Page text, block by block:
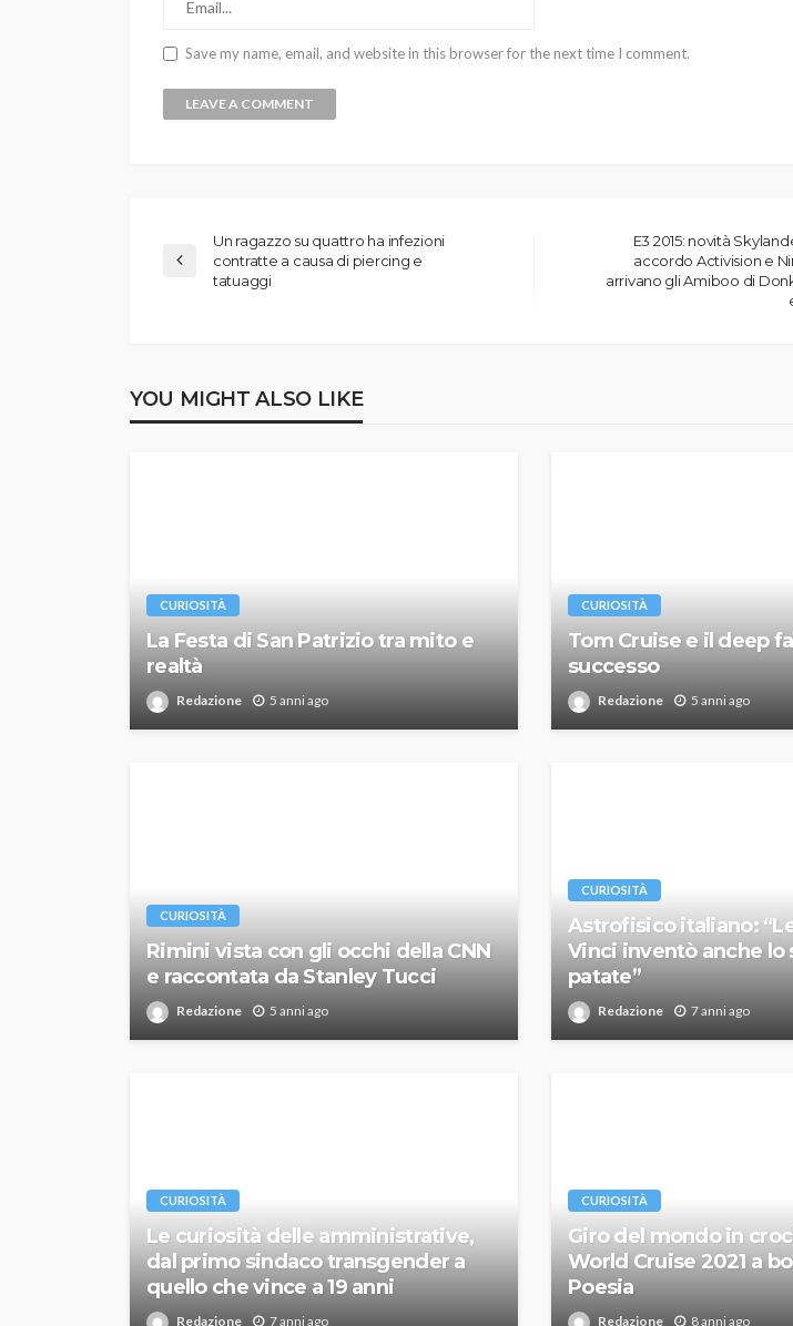
Save my name, email, and website in this browser for the next time I comment.
Un ragazzo su quattro ha infezioni
contratte a causa di piercing e
tatuaggi
E3 2015: novità
accordo Activision e
arrivano gli Amiboo di
YOU MIGHT ALSO LIKE
CURIOSITÀ
La Festa di San Patrizio tra mito e
realtà
Redazione 5 anni ago
CURIOSITÀ
Tom Cruise e il deep
successo
Redazione 5 anni ago
CURIOSITÀ
Rimini vista con gli occhi della CNN
e raccontata da Stanley Tucci
Redazione 5 anni ago
CURIOSITÀ
Astrofisico italiano:
Vinci inventò anche lo
patate”
Redazione 7 anni ago
CURIOSITÀ
Le curiosità delle amministrative,
dal primo sindaco transgender a
quello che vince a 19 anni
Redazione 7 anni ago
CURIOSITÀ
Giro del mondo in
World Cruise 2021 a
Poesia
Redazione 8 anni ago